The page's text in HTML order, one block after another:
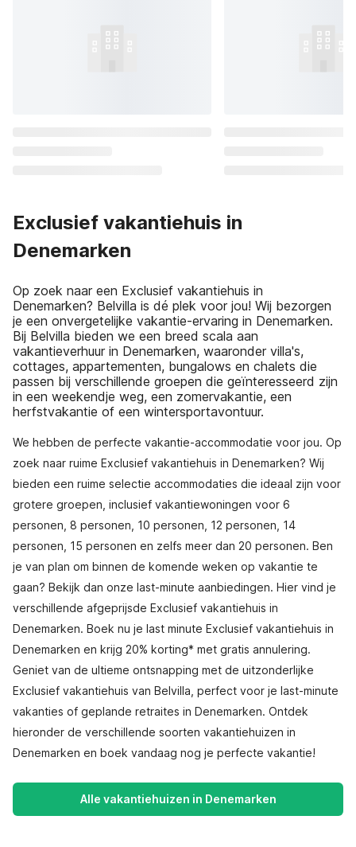
Exclusief vakantiehuis in
Denemarken
Op zoek naar een Exclusief vakantiehuis in
Denemarken? Belvilla is dé plek voor jou! Wij bezorgen
je een onvergetelijke vakantie-ervaring in Denemarken.
Bij Belvilla bieden we een breed scala aan
vakantieverhuur in Denemarken, waaronder villa's,
cottages, appartementen, bungalows en chalets die
passen bij verschillende groepen die geïnteresseerd zijn
in een weekendje weg, een zomervakantie, een
herfstvakantie of een wintersportavontuur.
We hebben de perfecte vakantie-accommodatie voor jou. Op
zoek naar ruime Exclusief vakantiehuis in Denemarken? Wij
bieden een ruime selectie accommodaties die ideaal zijn voor
grotere groepen, inclusief vakantiewoningen voor 6
personen, 8 personen, 10 personen, 12 personen, 14
personen, 15 personen en zelfs meer dan 20 personen. Ben
je van plan om binnen de komende weken op vakantie te
gaan? Bekijk dan onze last-minute aanbiedingen. Hier vind je
verschillende afgeprijsde Exclusief vakantiehuis in
Denemarken. Boek nu je last minute Exclusief vakantiehuis in
Denemarken en krijg 20% korting* met gratis annulering.
Geniet van de ultieme ontsnapping met de uitzonderlijke
Exclusief vakantiehuis van Belvilla, perfect voor je last-minute
vakanties of geplande retraites in Denemarken. Ontdek
hieronder de verschillende soorten vakantiehuizen in
Denemarken en boek vandaag nog je perfecte vakantie!
Alle vakantiehuizen in Denemarken